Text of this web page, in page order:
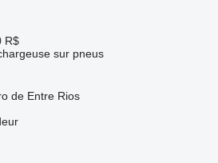
R$
sur pneus
de Entre Rios